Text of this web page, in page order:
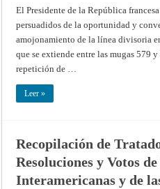
aprobando
el
Acta
amojonamiento
la
las
mugas
579
y
entre
El Presidente de la República
persuadidos de la oportunidad y
amojonamiento de la línea divisoria
que se extiende entre las mugas 579
repetición de …
Leer »
Recopilación de
Resoluciones y Votos
Interamericanas y de